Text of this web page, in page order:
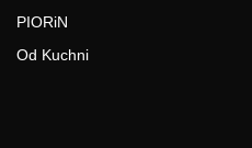
PIORiN
Od Kuchni